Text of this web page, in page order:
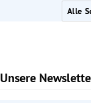
Alle
Unsere
Slide 1 von 9